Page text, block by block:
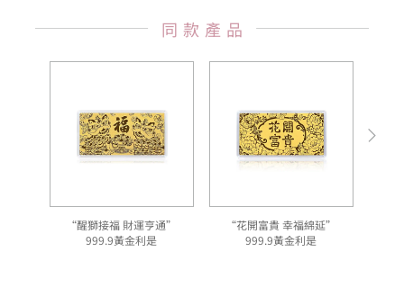
同款產品
“醒獅接福 財運亨通”
999.9黃金利是
“花開富貴 幸福綿延”
999.9黃金利是